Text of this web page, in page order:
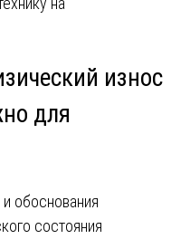
износ
для
обоснования
состояния